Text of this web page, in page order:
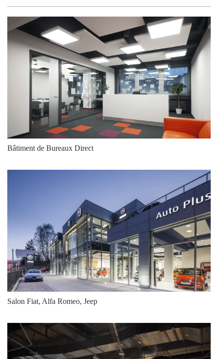
Bâtiment de Bureaux Direct
Salon Fiat, Alfa Romeo, Jeep